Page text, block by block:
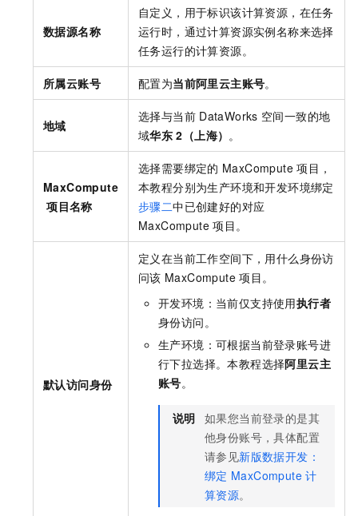
数据源名称
自定义，用于标识该计算资源，在任务
运行时，通过计算资源实例名称来选择
任务运行的计算资源。
所属云账号 配置为当前阿里云主账号。
地域
选择与当前 DataWorks 空间一致的地
域华东 2（上海） 。
MaxCompute
项目名称
选择需要绑定的 MaxCompute 项目，
本教程分别为生产环境和开发环境绑定
步骤二中已创建好的对应
MaxCompute 项目。
默认访问身份
定义在当前工作空间下，用什么身份访
问该 MaxCompute 项目。
开发环境：当前仅支持使用执行者
身份访问。
生产环境：可根据当前登录账号进
行下拉选择。本教程选择阿里云主
账号。
说明 如果您当前登录的是其
他身份账号，具体配置
请参见新版数据开发：
绑定 MaxCompute 计
算资源。